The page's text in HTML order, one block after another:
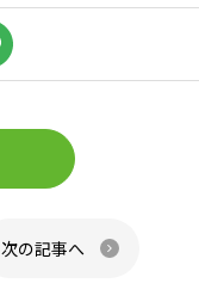
次の記事へ